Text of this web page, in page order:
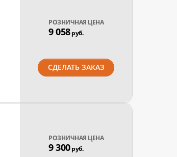
РОЗНИЧНАЯ ЦЕНА
9 058руб.
СДЕЛАТЬ ЗАКАЗ
РОЗНИЧНАЯ ЦЕНА
9 300руб.